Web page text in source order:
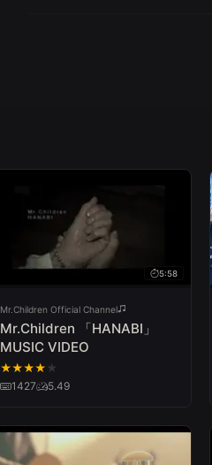
5:58
Mr.Children Official Channel
Mr.Children 「HANABI」
MUSIC VIDEO
★★★★ ★
1427
5.49